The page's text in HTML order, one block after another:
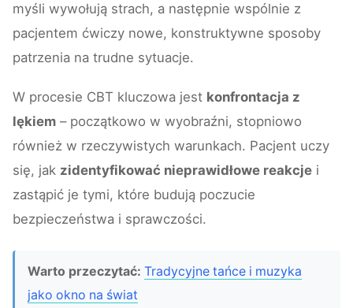
myśli wywołują strach, a następnie wspólnie z
pacjentem ćwiczy nowe, konstruktywne sposoby
patrzenia na trudne sytuacje.
W procesie CBT kluczowa jest konfrontacja z
lękiem – początkowo w wyobraźni, stopniowo
również w rzeczywistych warunkach. Pacjent uczy
się, jak zidentyfikować nieprawidłowe reakcje i
zastąpić je tymi, które budują poczucie
bezpieczeństwa i sprawczości.
Warto przeczytać: Tradycyjne tańce i muzyka
jako okno na świat